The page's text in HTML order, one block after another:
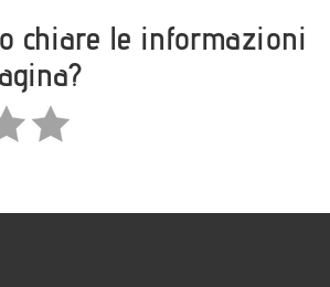
chiare le informazioni